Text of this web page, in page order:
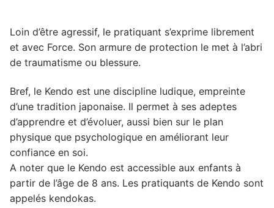
Loin d’être agressif, le pratiquant s’exprime librement
et avec Force. Son armure de protection le met à l’abri
de traumatisme ou blessure.
Bref, le Kendo est une discipline ludique, empreinte
d’une tradition japonaise. Il permet à ses adeptes
d’apprendre et d’évoluer, aussi bien sur le plan
physique que psychologique en améliorant leur
confiance en soi.
A noter que le Kendo est accessible aux enfants à
partir de l’âge de 8 ans. Les pratiquants de Kendo sont
appelés kendokas.